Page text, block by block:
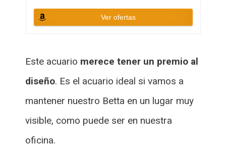
Ver ofertas
Este acuario merece tener un premio al
diseño. Es el acuario ideal si vamos a
mantener nuestro Betta en un lugar muy
visible, como puede ser en nuestra
oficina.